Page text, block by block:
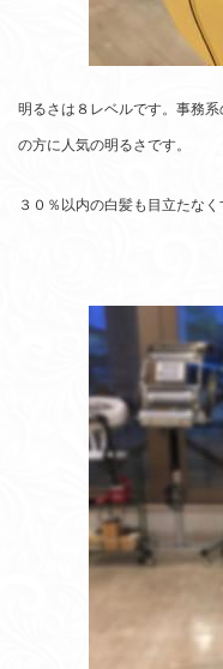
明るさは８レベルです。事務
の方に人気の明るさです。
３０％以内の白髪も目立たなく